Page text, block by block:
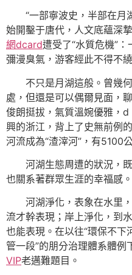
“一部寧波史，半部在月
始開鑿于唐代，人文底蘊深
網dcard遭受了“水質危機”
彌漫臭氣，游客經此不得不
不只是月湖這般。曾幾
處，但還是可以偶爾見面，
俊朗挺拔，氣質溫婉優雅，
興的浙江，背上了史無前例
河流成為“渣滓河”，有5100
河湖生態周遭的狀況，
也關系著群眾生涯的幸福感。
河湖淨化，表象在水里
流才幹表現；岸上淨化，到
也能表現。在以往“環保不下
管一段”的朋分治理體系體例
VIP老邁難題目。